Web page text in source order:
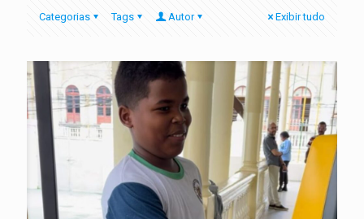
Categorias Tags Autor Exibir tudo